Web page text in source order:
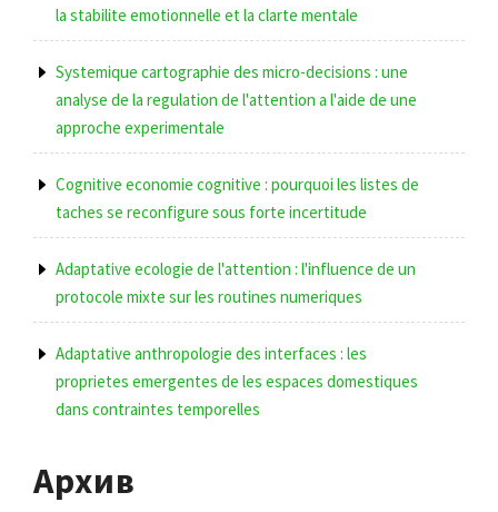
la stabilite emotionnelle et la clarte mentale
Systemique cartographie des micro-decisions : une
analyse de la regulation de l'attention a l'aide de une
approche experimentale
Cognitive economie cognitive : pourquoi les listes de
taches se reconfigure sous forte incertitude
Adaptative ecologie de l'attention : l'influence de un
protocole mixte sur les routines numeriques
Adaptative anthropologie des interfaces : les
proprietes emergentes de les espaces domestiques
dans contraintes temporelles
Архив